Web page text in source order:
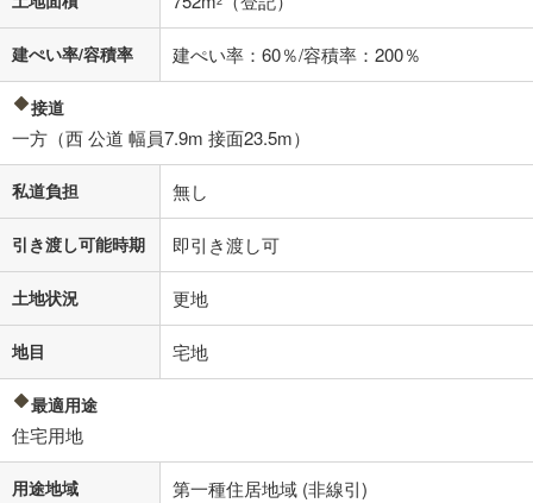
建ぺい率/容積率 建ぺい率：60％/容積率：200％
接道
一方（西 公道 幅員7.9m 接面23.5m）
私道負担 無し
引き渡し可能時期 即引き渡し可
土地状況 更地
地目 宅地
最適用途
住宅用地
用途地域 第一種住居地域 (非線引)